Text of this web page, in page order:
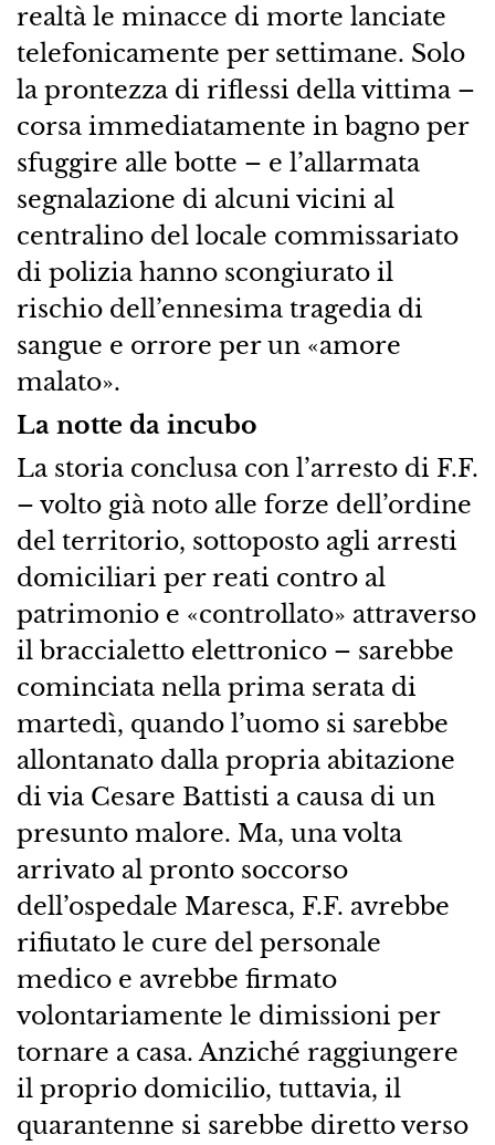
realtà le minacce di morte lanciate
telefonicamente per settimane. Solo
la prontezza di riflessi della vittima –
corsa immediatamente in bagno per
sfuggire alle botte – e l’allarmata
segnalazione di alcuni vicini al
centralino del locale commissariato
di polizia hanno scongiurato il
rischio dell’ennesima tragedia di
sangue e orrore per un «amore
malato».
La notte da incubo
La storia conclusa con l’arresto di F.F.
– volto già noto alle forze dell’ordine
del territorio, sottoposto agli arresti
domiciliari per reati contro al
patrimonio e «controllato» attraverso
il braccialetto elettronico – sarebbe
cominciata nella prima serata di
martedì, quando l’uomo si sarebbe
allontanato dalla propria abitazione
di via Cesare Battisti a causa di un
presunto malore. Ma, una volta
arrivato al pronto soccorso
dell’ospedale Maresca, F.F. avrebbe
rifiutato le cure del personale
medico e avrebbe firmato
volontariamente le dimissioni per
tornare a casa. Anziché raggiungere
il proprio domicilio, tuttavia, il
quarantenne si sarebbe diretto verso